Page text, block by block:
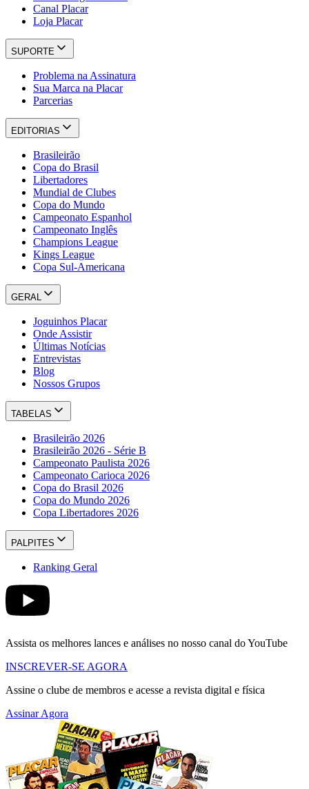
Canal Placar
Loja Placar
SUPORTE
Problema na Assinatura
Sua Marca na Placar
Parcerias
EDITORIAS
Brasileirão
Copa do Brasil
Libertadores
Mundial de Clubes
Copa do Mundo
Campeonato Espanhol
Campeonato Inglês
Champions League
Kings League
Copa Sul-Americana
GERAL
Joguinhos Placar
Onde Assistir
Últimas Notícias
Entrevistas
Blog
Nossos Grupos
TABELAS
Brasileirão 2026
Brasileirão 2026 - Série B
Campeonato Paulista 2026
Campeonato Carioca 2026
Copa do Brasil 2026
Copa do Mundo 2026
Copa Libertadores 2026
PALPITES
Ranking Geral
Assista os melhores lances e análises no nosso canal do YouTube
INSCREVER-SE AGORA
Assine o clube de membros e acesse a revista digital e física
Assinar Agora